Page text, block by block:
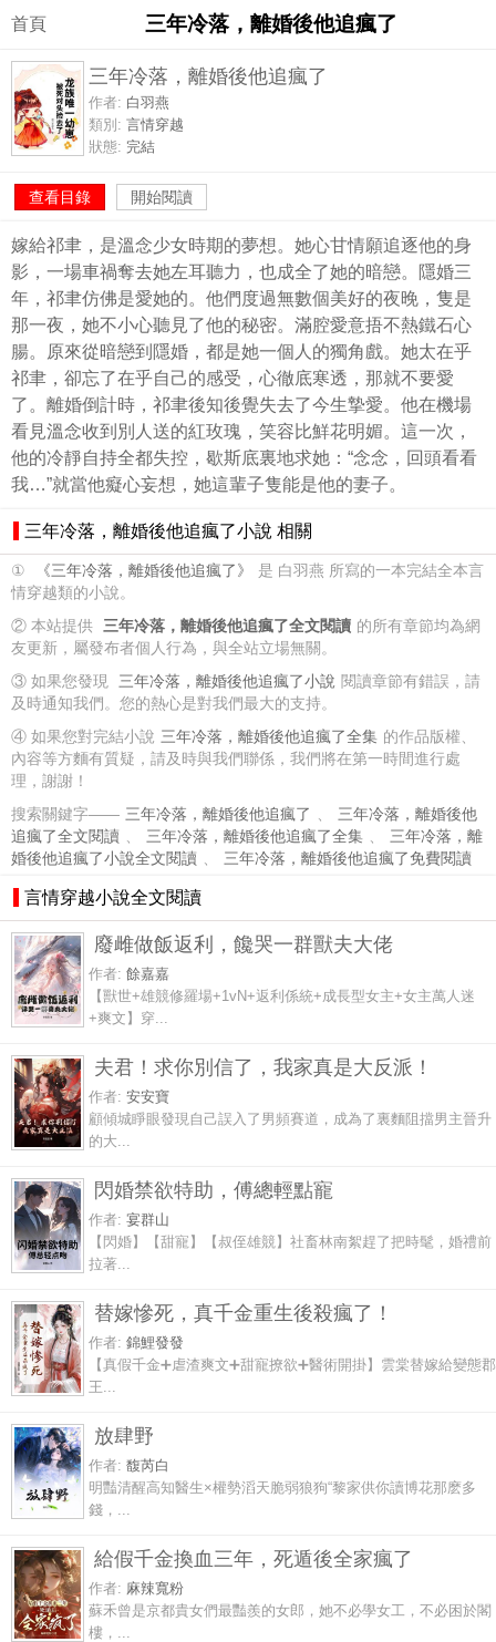
首頁 三年冷落，離婚後他追瘋了
三年冷落，離婚後他追瘋了
作者: 白羽燕
類別: 言情穿越
狀態: 完結
查看目錄 開始閱讀
嫁給祁聿，是溫念少女時期的夢想。她心甘情願追逐他的身
影，一場車禍奪去她左耳聽力，也成全了她的暗戀。隱婚三
年，祁聿仿佛是愛她的。他們度過無數個美好的夜晚，隻是
那一夜，她不小心聽見了他的秘密。滿腔愛意捂不熱鐵石心
腸。原來從暗戀到隱婚，都是她一個人的獨角戲。她太在乎
祁聿，卻忘了在乎自己的感受，心徹底寒透，那就不要愛
了。離婚倒計時，祁聿後知後覺失去了今生摯愛。他在機場
看見溫念收到別人送的紅玫瑰，笑容比鮮花明媚。這一次，
他的冷靜自持全都失控，歇斯底裏地求她：“念念，回頭看看
我…”就當他癡心妄想，她這輩子隻能是他的妻子。
三年冷落，離婚後他追瘋了小說 相關
① 《三年冷落，離婚後他追瘋了》
是 白羽燕 所寫的一本完結全本言
情穿越類的小說。
② 本站提供 三年冷落，離婚後他追瘋了全文閱讀 的所有章節均為網
友更新，屬發布者個人行為，與全站立場無關。
③ 如果您發現 三年冷落，離婚後他追瘋了小說 閱讀章節有錯誤，請
及時通知我們。您的熱心是對我們最大的支持。
④ 如果您對完結小說 三年冷落，離婚後他追瘋了全集 的作品版權、
內容等方麵有質疑，請及時與我們聯係，我們將在第一時間進行處
理，謝謝！
搜索關鍵字—— 三年冷落，離婚後他追瘋了 、
三年冷落，離婚後他
追瘋了全文閱讀 、 三年冷落，離婚後他追瘋了全集 、
三年冷落，離
婚後他追瘋了小說全文閱讀 、 三年冷落，離婚後他追瘋了免費閱讀
言情穿越小說全文閱讀
廢雌做飯返利，饞哭一群獸夫大佬
作者: 餘嘉嘉
【獸世+雄競修羅場+1vN+返利係統+成長型女主+女主萬人迷
+爽文】穿...
夫君！求你別信了，我家真是大反派！
作者: 安安寶
顧傾城睜眼發現自己誤入了男頻賽道，成為了裏麵阻擋男主晉升
的大...
閃婚禁欲特助，傅總輕點寵
作者: 宴群山
【閃婚】【甜寵】【叔侄雄競】社畜林南絮趕了把時髦，婚禮前
拉著...
替嫁慘死，真千金重生後殺瘋了！
作者: 錦鯉發發
【真假千金➕虐渣爽文➕甜寵撩欲➕醫術開掛】雲棠替嫁給變態郡
王...
放肆野
作者: 馥芮白
明豔清醒高知醫生×權勢滔天脆弱狼狗“黎家供你讀博花那麽多
錢，...
給假千金換血三年，死遁後全家瘋了
作者: 麻辣寬粉
蘇禾曾是京都貴女們最豔羨的女郎，她不必學女工，不必困於閣
樓，...